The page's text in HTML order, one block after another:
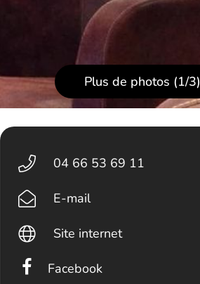
Plus de photos (1/3)
04 66 53 69 11
E-mail
Site internet
Facebook